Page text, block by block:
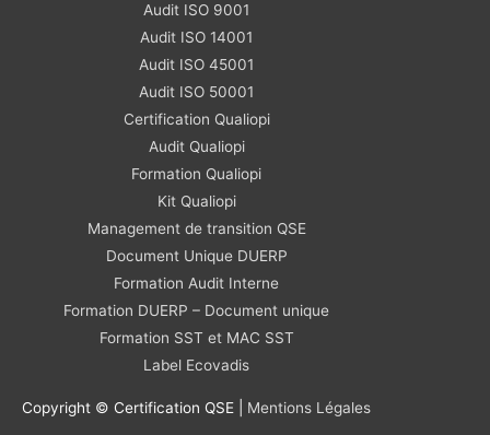
Audit ISO 9001
Audit ISO 14001
Audit ISO 45001
Audit ISO 50001
Certification Qualiopi
Audit Qualiopi
Formation Qualiopi
Kit Qualiopi
Management de transition QSE
Document Unique DUERP
Formation Audit Interne
Formation DUERP – Document unique
Formation SST et MAC SST
Label Ecovadis
Copyright © Certification QSE | Mentions Légales